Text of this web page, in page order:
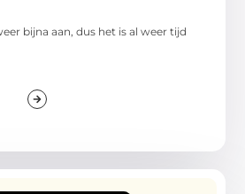
bijna aan, dus het is al weer tijd